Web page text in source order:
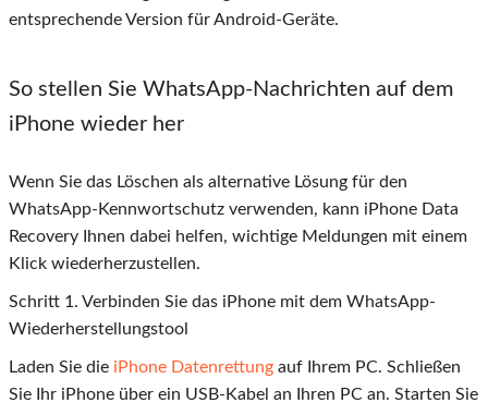
entsprechende Version für Android-Geräte.
So stellen Sie WhatsApp-Nachrichten auf dem
iPhone wieder her
Wenn Sie das Löschen als alternative Lösung für den
WhatsApp-Kennwortschutz verwenden, kann iPhone Data
Recovery Ihnen dabei helfen, wichtige Meldungen mit einem
Klick wiederherzustellen.
Schritt 1 . Verbinden Sie das iPhone mit dem WhatsApp-
Wiederherstellungstool
Laden Sie die iPhone Datenrettung auf Ihrem PC. Schließen
Sie Ihr iPhone über ein USB-Kabel an Ihren PC an. Starten Sie